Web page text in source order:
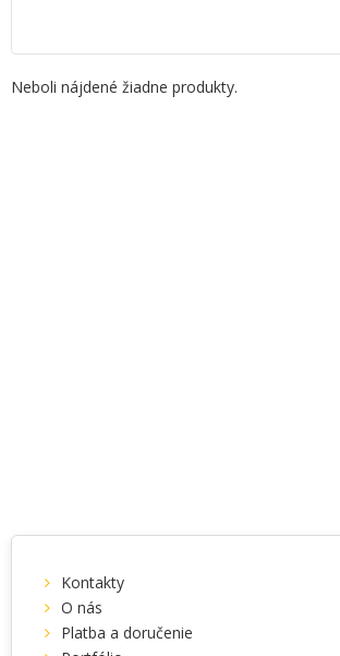
Neboli nájdené žiadne produkty.
Kontakty
O nás
Platba a doručenie